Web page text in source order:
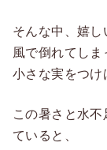
そんな中、嬉し
風で倒れてしま
小さな実をつけ
この暑さと水
ていると、